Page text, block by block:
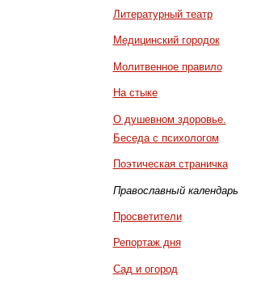
Литературный театр
Медицинский городок
Молитвенное правило
На стыке
О душевном здоровье.
Беседа с психологом
Поэтическая страничка
Православный календарь
Просветители
Репортаж дня
Сад и огород